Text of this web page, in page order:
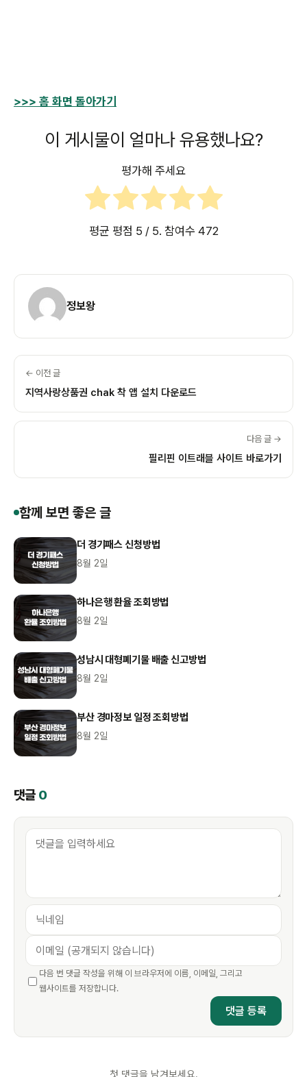
>>> 홈 화면 돌아가기
이 게시물이 얼마나 유용했나요?
평가해 주세요
평균 평점 5 / 5. 참여수 472
정보왕
← 이전 글
지역사랑상품권 chak 착 앱 설치 다운로드
다음 글 →
필리핀 이트래블 사이트 바로가기
함께 보면 좋은 글
더 경기패스 신청방법
8월 2일
하나은행 환율 조회방법
8월 2일
성남시 대형폐기물 배출 신고방법
8월 2일
부산 경마정보 일정 조회방법
8월 2일
댓글 0
다음 번 댓글 작성을 위해 이 브라우저에 이름, 이메일, 그리고
웹사이트를 저장합니다.
첫 댓글을 남겨보세요.